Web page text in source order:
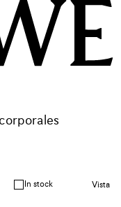
In stock Vista